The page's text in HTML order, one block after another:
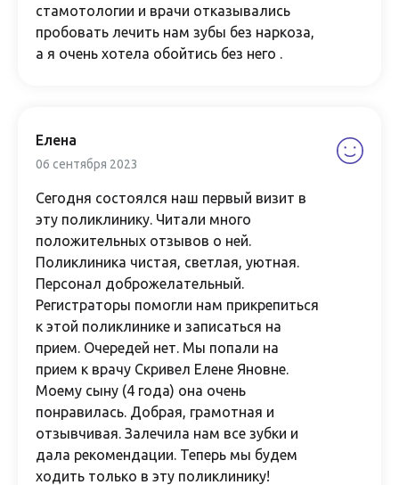
стамотологии и врачи отказывались
пробовать лечить нам зубы без наркоза,
а я очень хотела обойтись без него .
Елена
06 сентября 2023
Сегодня состоялся наш первый визит в
эту поликлинику. Читали много
положительных отзывов о ней.
Поликлиника чистая, светлая, уютная.
Персонал доброжелательный.
Регистраторы помогли нам прикрепиться
к этой поликлинике и записаться на
прием. Очередей нет. Мы попали на
прием к врачу Скривел Елене Яновне.
Моему сыну (4 года) она очень
понравилась. Добрая, грамотная и
отзывчивая. Залечила нам все зубки и
дала рекомендации. Теперь мы будем
ходить только в эту поликлинику!